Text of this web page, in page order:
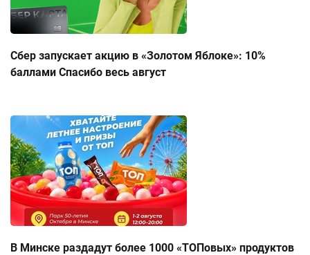
Сбер запускает акцию в «Золотом Яблоке»: 10%
баллами Спасибо весь август
В Минске раздадут более 1000 «ТОПовых» продуктов